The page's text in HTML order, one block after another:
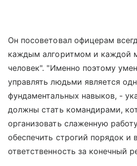
Он посоветовал офицерам
каждым алгоритмом и каждой
человек". "Именно поэтому
управлять людьми является
фундаментальных навыков, -
должны стать командирами,
организовать слаженную
обеспечить строгий порядок и
ответственность за конечный